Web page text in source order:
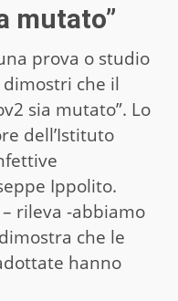
mutato”
prova o studio
che il
sia mutato”. Lo
dell’Istituto
Ippolito.
rileva -abbiamo
che le
hanno